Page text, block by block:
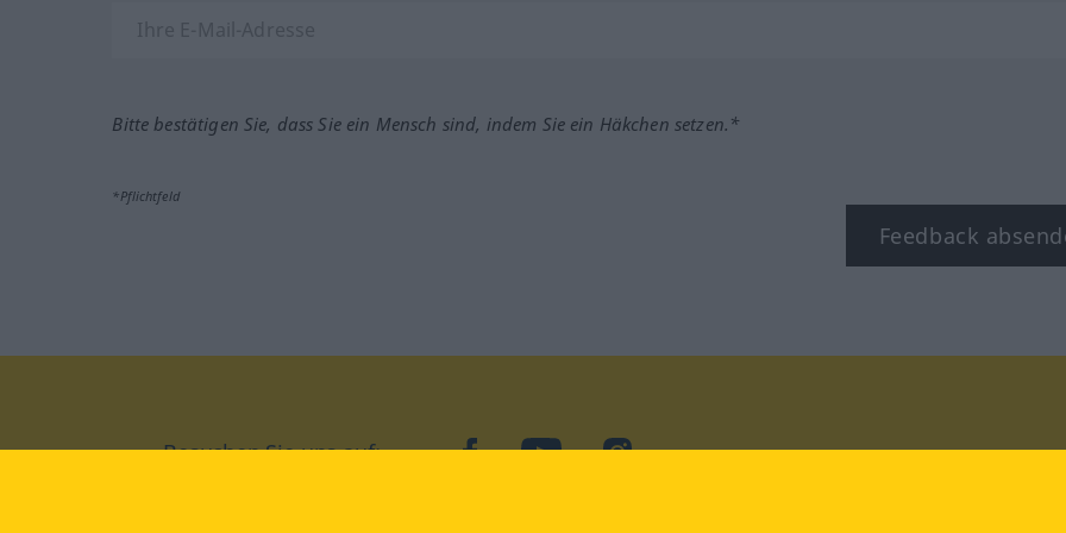
Bitte bestätigen Sie, dass Sie ein Mensch sind, indem Sie ein Häkchen setzen.*
*Pflichtfeld
Feedback
Besuchen Sie uns auf: facebookYouTubeInstagram